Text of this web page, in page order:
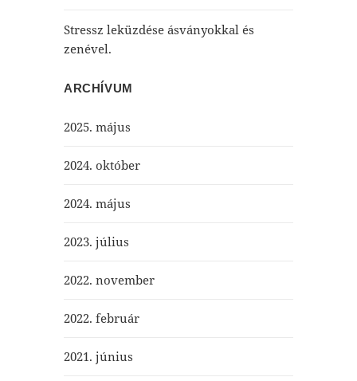
Stressz leküzdése ásványokkal és
zenével.
ARCHÍVUM
2025. május
2024. október
2024. május
2023. július
2022. november
2022. február
2021. június